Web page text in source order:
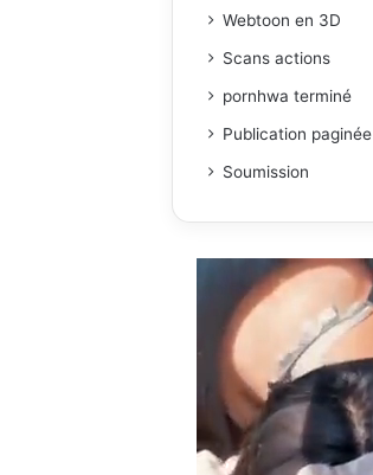
Webtoon en 3D
Scans actions
pornhwa terminé
Publication paginée
Soumission